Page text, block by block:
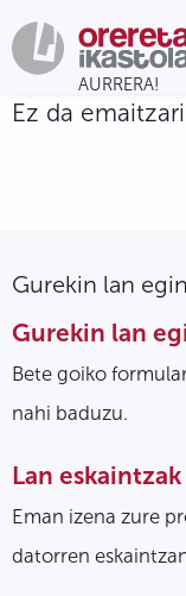
Ez da
Gurekin lan egin
Gurekin lan
Bete goiko
nahi baduzu.
Lan eskaintzak
Eman izena zure
datorren